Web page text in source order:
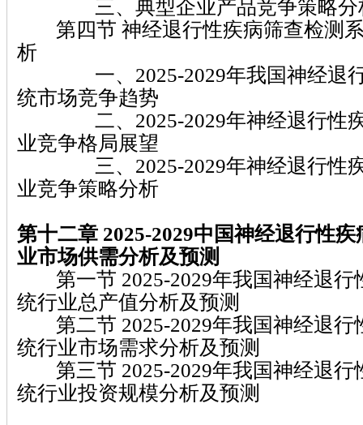
三、典型企业产品竞争策略分
第四节 神经退行性疾病筛查检测
析
一、2025-2029年我国神经退行
统市场竞争趋势
二、2025-2029年神经退行性疾
业竞争格局展望
三、2025-2029年神经退行性疾
业竞争策略分析
第十二章 2025-2029中国神经退行性
业市场供需分析及预测
第一节 2025-2029年我国神经退行
统行业总产值分析及预测
第二节 2025-2029年我国神经退行
统行业市场需求分析及预测
第三节 2025-2029年我国神经退行
统行业投资规模分析及预测